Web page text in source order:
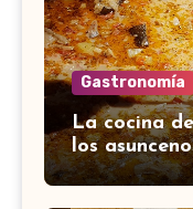
Gastronomía
La cocina
los